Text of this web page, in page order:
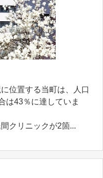
位置する当町は、人口
は43％に達していま
クリニックが2箇...